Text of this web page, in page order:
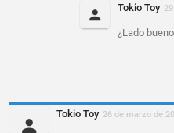
Tokio Toy
¿Lado
Tokio Toy 26 de marzo de